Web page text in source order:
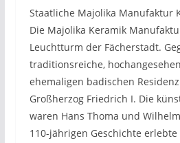
Staatliche Majolika Manufaktur
Die Majolika Keramik
Leuchtturm der Fächerstadt.
traditionsreiche,
ehemaligen badischen
Großherzog Friedrich I. Die
waren Hans Thoma und
110-jährigen Geschichte erlebte